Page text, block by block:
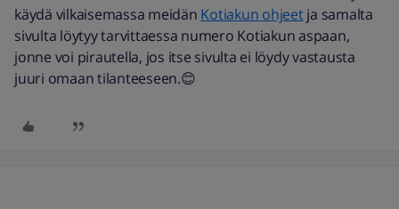
käydä vilkaisemassa meidän Kotiakun ohjeetja samalta
sivulta löytyy tarvittaessa numero Kotiakun aspaan,
jonne voi pirautella, jos itse sivulta ei löydy vastausta
juuri omaan tilanteeseen.😊